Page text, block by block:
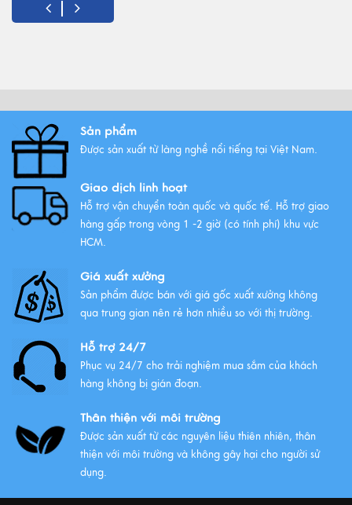
Sản phẩm
Được sản xuất từ làng nghề nổi tiếng tại Việt Nam.
Giao dịch linh hoạt
Hỗ trợ vận chuyển toàn quốc và quốc tế. Hỗ trợ giao
hàng gấp trong vòng 1 -2 giờ (có tính phí) khu vực
HCM.
Giá xuất xưởng
Sản phẩm được bán với giá gốc xuất xưởng không
qua trung gian nên rẻ hơn nhiều so với thị trường.
Hỗ trợ 24/7
Phục vụ 24/7 cho trải nghiệm mua sắm của khách
hàng không bị gián đoạn.
Thân thiện với môi trường
Được sản xuất từ các nguyên liệu thiên nhiên, thân
thiện với môi trường và không gây hại cho người sử
dụng.